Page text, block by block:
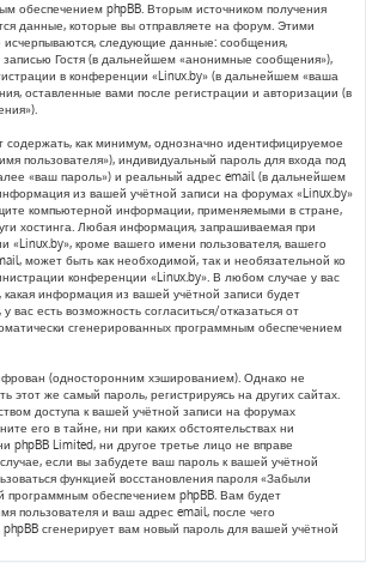
обеспечением phpBB. Вторым источником получения
данные, которые вы отправляете на форум. Этими
исчерпываются, следующие данные: сообщения,
Гостя (в дальнейшем «анонимные сообщения»),
в конференции «Linux.by» (в дальнейшем «ваша
оставленные вами после регистрации и авторизации (в
содержать, как минимум, однозначно идентифицируемое
пользователя»), индивидуальный пароль для входа под
«ваш пароль») и реальный адрес email (в дальнейшем
из вашей учётной записи на форумах «Linux.by»
компьютерной информации, применяемыми в стране,
хостинга. Любая информация, запрашиваемая при
«Linux.by», кроме вашего имени пользователя, вашего
может быть как необходимой, так и необязательной ко
конференции «Linux.by». В любом случае у вас
какая информация из вашей учётной записи будет
вас есть возможность согласиться/отказаться от
сгенерированных программным обеспечением
(односторонним хэшированием). Однако не
этот же самый пароль, регистрируясь на других сайтах.
доступа к вашей учётной записи на форумах
его в тайне, ни при каких обстоятельствах ни
phpBB Limited, ни другое третье лицо не вправе
если вы забудете ваш пароль к вашей учётной
функцией восстановления пароля «Забыли
программным обеспечением phpBB. Вам будет
пользователя и ваш адрес email, после чего
сгенерирует вам новый пароль для вашей учётной